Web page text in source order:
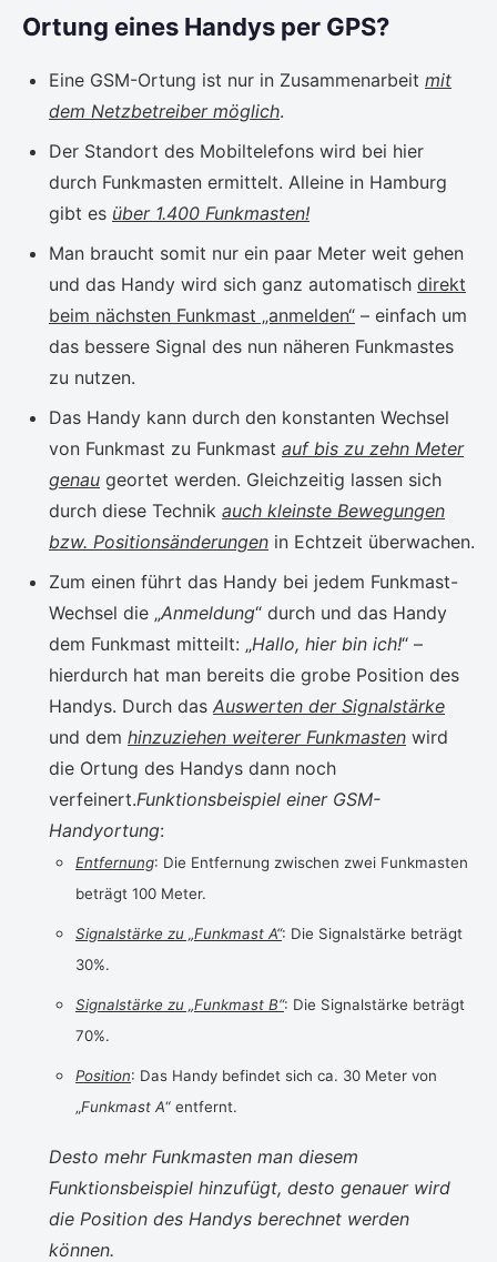
Ortung eines Handys per GPS?
Eine GSM-Ortung ist nur in Zusammenarbeit mit
dem Netzbetreiber möglich.
Der Standort des Mobiltelefons wird bei hier
durch Funkmasten ermittelt. Alleine in Hamburg
gibt es über 1.400 Funkmasten!
Man braucht somit nur ein paar Meter weit gehen
und das Handy wird sich ganz automatisch direkt
beim nächsten Funkmast „anmelden“ – einfach um
das bessere Signal des nun näheren Funkmastes
zu nutzen.
Das Handy kann durch den konstanten Wechsel
von Funkmast zu Funkmast auf bis zu zehn Meter
genau geortet werden. Gleichzeitig lassen sich
durch diese Technik auch kleinste Bewegungen
bzw. Positionsänderungen in Echtzeit überwachen.
Zum einen führt das Handy bei jedem Funkmast-
Wechsel die „Anmeldung“ durch und das Handy
dem Funkmast mitteilt: „Hallo, hier bin ich!“ –
hierdurch hat man bereits die grobe Position des
Handys. Durch das Auswerten der Signalstärke
und dem hinzuziehen weiterer Funkmasten wird
die Ortung des Handys dann noch
verfeinert.Funktionsbeispiel einer GSM-
Handyortung:
Entfernung: Die Entfernung zwischen zwei Funkmasten
beträgt 100 Meter.
Signalstärke zu „Funkmast A“: Die Signalstärke beträgt
30%.
Signalstärke zu „Funkmast B“: Die Signalstärke beträgt
70%.
Position: Das Handy befindet sich ca. 30 Meter von
„Funkmast A“ entfernt.
Desto mehr Funkmasten man diesem
Funktionsbeispiel hinzufügt, desto genauer wird
die Position des Handys berechnet werden
können.